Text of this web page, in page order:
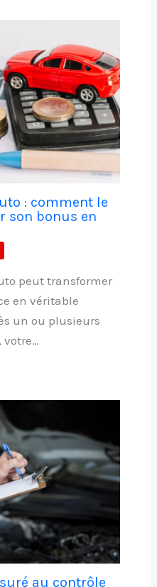
: comment le
son bonus en
peut transformer
en véritable
un ou plusieurs
votre…
au contrôle